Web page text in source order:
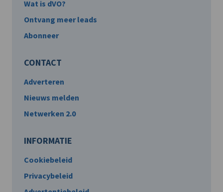
Wat is dVO?
Ontvang meer leads
Abonneer
CONTACT
Adverteren
Nieuws melden
Netwerken 2.0
INFORMATIE
Cookiebeleid
Privacybeleid